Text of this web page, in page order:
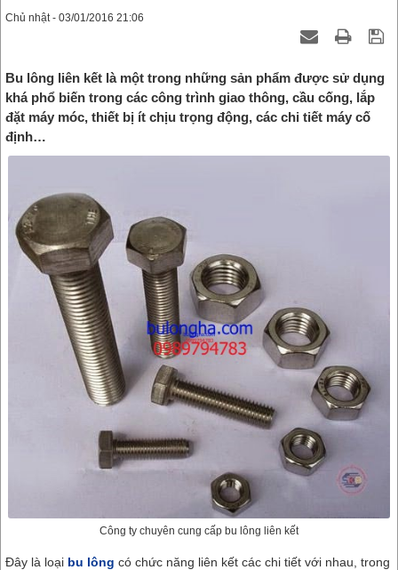
Chủ nhật - 03/01/2016 21:06
Bu lông liên kết là một trong những sản phẩm được sử dụng
khá phổ biến trong các công trình giao thông, cầu cống, lắp
đặt máy móc, thiết bị ít chịu trọng động, các chi tiết máy cố
định…
Công ty chuyên cung cấp bu lông liên kết
Đây là loại bu lông có chức năng liên kết các chi tiết với nhau, trong